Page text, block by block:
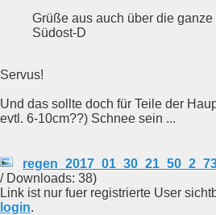
Grüße aus auch über die
Südost-D
Servus!
Und das sollte doch für Teile der
evtl. 6-10cm??) Schnee sein ...
/ Downloads: 38)
Link ist nur fuer registrierte User
login.